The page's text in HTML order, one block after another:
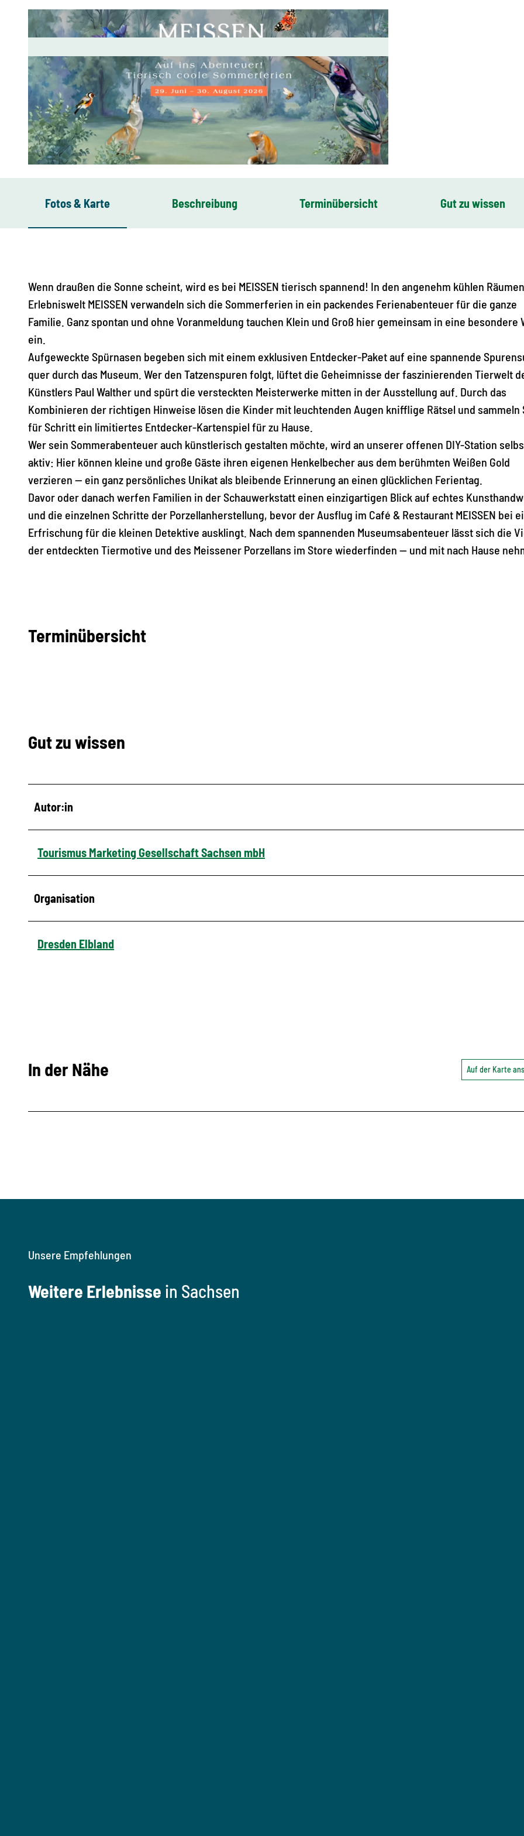
Fotos & Karte Beschreibung Terminübersicht Gut zu wissen
Wenn draußen die Sonne scheint, wird es bei MEISSEN tierisch spannend! In den angenehm kühlen
Erlebniswelt MEISSEN verwandeln sich die Sommerferien in ein packendes Ferienabenteuer für die ganze
Familie. Ganz spontan und ohne Voranmeldung tauchen Klein und Groß hier gemeinsam in eine besondere
ein.
Aufgeweckte Spürnasen begeben sich mit einem exklusiven Entdecker-Paket auf eine spannende
quer durch das Museum. Wer den Tatzenspuren folgt, lüftet die Geheimnisse der faszinierenden Tierwelt
Künstlers Paul Walther und spürt die versteckten Meisterwerke mitten in der Ausstellung auf. Durch das
Kombinieren der richtigen Hinweise lösen die Kinder mit leuchtenden Augen knifflige Rätsel und sammeln
für Schritt ein limitiertes Entdecker-Kartenspiel für zu Hause.
Wer sein Sommerabenteuer auch künstlerisch gestalten möchte, wird an unserer offenen DIY-Station
aktiv: Hier können kleine und große Gäste ihren eigenen Henkelbecher aus dem berühmten Weißen Gold
verzieren — ein ganz persönliches Unikat als bleibende Erinnerung an einen glücklichen Ferientag.
Davor oder danach werfen Familien in der Schauwerkstatt einen einzigartigen Blick auf echtes
und die einzelnen Schritte der Porzellanherstellung, bevor der Ausflug im Café & Restaurant MEISSEN bei
Erfrischung für die kleinen Detektive ausklingt. Nach dem spannenden Museumsabenteuer lässt sich die
der entdeckten Tiermotive und des Meissener Porzellans im Store wiederfinden — und mit nach Hause
Terminübersicht
Gut zu wissen
Autor:in
Tourismus Marketing Gesellschaft Sachsen mbH
Organisation
Dresden Elbland
In der Nähe Auf der Karte
Unsere Empfehlungen
Weitere Erlebnisse in Sachsen